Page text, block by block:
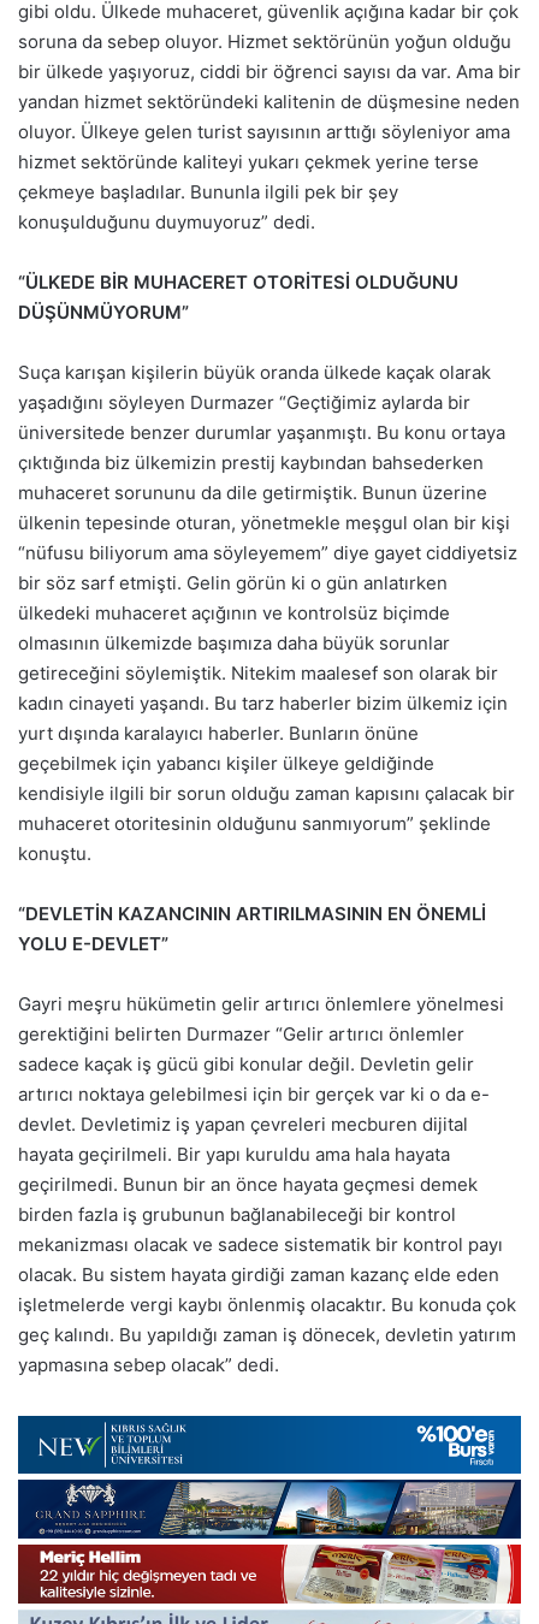
gibi oldu. Ülkede muhaceret, güvenlik açığına kadar bir çok
soruna da sebep oluyor. Hizmet sektörünün yoğun olduğu
bir ülkede yaşıyoruz, ciddi bir öğrenci sayısı da var. Ama bir
yandan hizmet sektöründeki kalitenin de düşmesine neden
oluyor. Ülkeye gelen turist sayısının arttığı söyleniyor ama
hizmet sektöründe kaliteyi yukarı çekmek yerine terse
çekmeye başladılar. Bununla ilgili pek bir şey
konuşulduğunu duymuyoruz” dedi.
“ÜLKEDE BİR MUHACERET OTORİTESİ OLDUĞUNU
DÜŞÜNMÜYORUM”
Suça karışan kişilerin büyük oranda ülkede kaçak olarak
yaşadığını söyleyen Durmazer “Geçtiğimiz aylarda bir
üniversitede benzer durumlar yaşanmıştı. Bu konu ortaya
çıktığında biz ülkemizin prestij kaybından bahsederken
muhaceret sorununu da dile getirmiştik. Bunun üzerine
ülkenin tepesinde oturan, yönetmekle meşgul olan bir kişi
“nüfusu biliyorum ama söyleyemem” diye gayet ciddiyetsiz
bir söz sarf etmişti. Gelin görün ki o gün anlatırken
ülkedeki muhaceret açığının ve kontrolsüz biçimde
olmasının ülkemizde başımıza daha büyük sorunlar
getireceğini söylemiştik. Nitekim maalesef son olarak bir
kadın cinayeti yaşandı. Bu tarz haberler bizim ülkemiz için
yurt dışında karalayıcı haberler. Bunların önüne
geçebilmek için yabancı kişiler ülkeye geldiğinde
kendisiyle ilgili bir sorun olduğu zaman kapısını çalacak bir
muhaceret otoritesinin olduğunu sanmıyorum” şeklinde
konuştu.
“DEVLETİN KAZANCININ ARTIRILMASININ EN ÖNEMLİ
YOLU E-DEVLET”
Gayri meşru hükümetin gelir artırıcı önlemlere yönelmesi
gerektiğini belirten Durmazer “Gelir artırıcı önlemler
sadece kaçak iş gücü gibi konular değil. Devletin gelir
artırıcı noktaya gelebilmesi için bir gerçek var ki o da e-
devlet. Devletimiz iş yapan çevreleri mecburen dijital
hayata geçirilmeli. Bir yapı kuruldu ama hala hayata
geçirilmedi. Bunun bir an önce hayata geçmesi demek
birden fazla iş grubunun bağlanabileceği bir kontrol
mekanizması olacak ve sadece sistematik bir kontrol payı
olacak. Bu sistem hayata girdiği zaman kazanç elde eden
işletmelerde vergi kaybı önlenmiş olacaktır. Bu konuda çok
geç kalındı. Bu yapıldığı zaman iş dönecek, devletin yatırım
yapmasına sebep olacak” dedi.